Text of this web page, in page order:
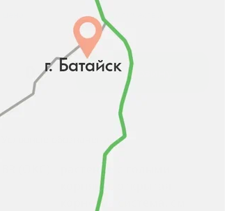
₽ В корзину
Условные обозначения:
растение с голыми
корнями, открытая
корневая система, см